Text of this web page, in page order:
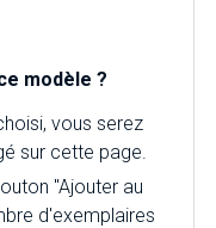
modèle ?
vous serez
sur cette page.
"Ajouter au
d'exemplaires